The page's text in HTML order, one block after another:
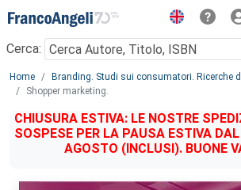
Menu
Cerca:
Main content
Home
Branding. Studi sui consumatori. Ricerche
Shopper marketing.
CHIUSURA ESTIVA: LE NOSTRE
SOSPESE PER LA PAUSA ESTIVA
AGOSTO (INCLUSI). BUONE